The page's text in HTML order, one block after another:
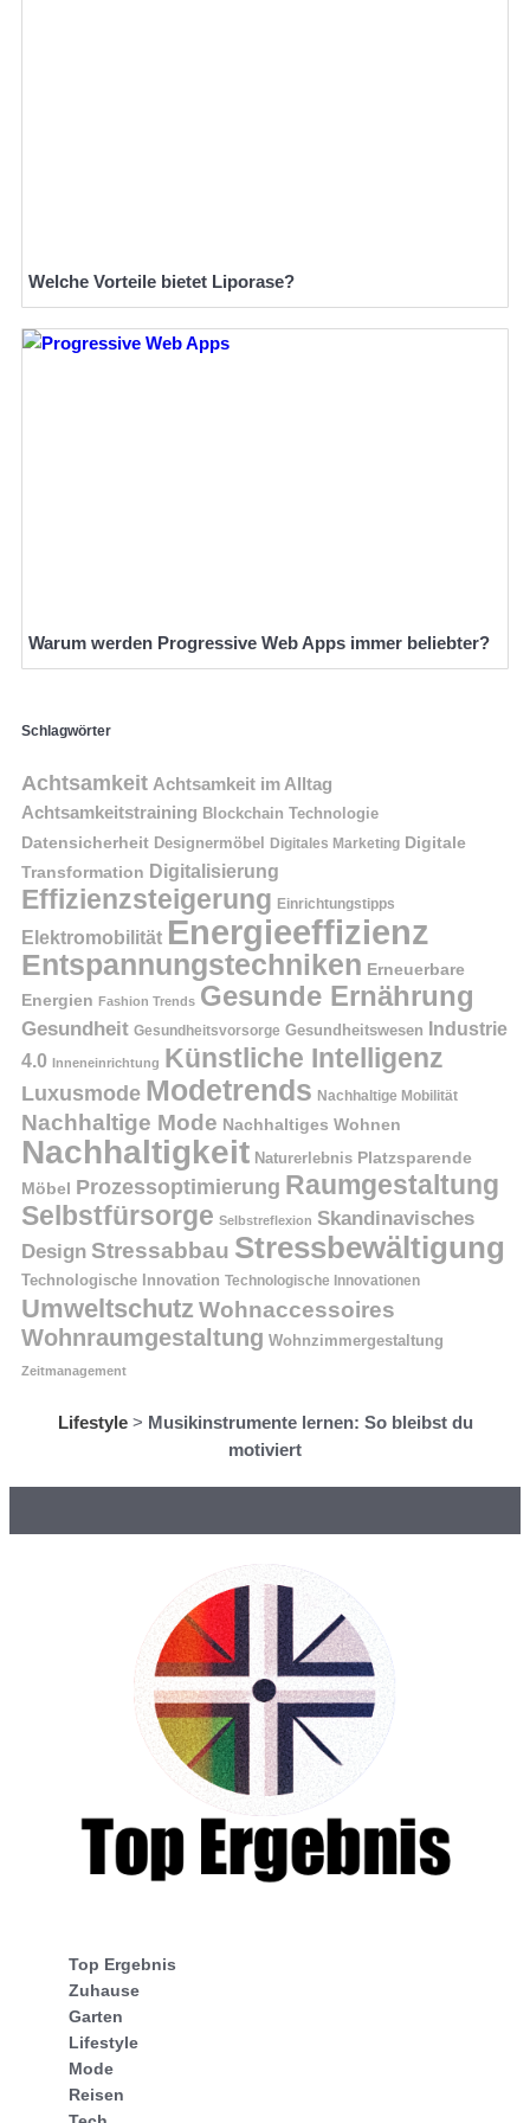
Welche Vorteile bietet Liporase?
Warum werden Progressive Web Apps immer beliebter?
Schlagwörter
Achtsamkeit Achtsamkeit im Alltag
Achtsamkeitstraining Blockchain Technologie
Datensicherheit Designermöbel Digitales Marketing Digitale
Transformation Digitalisierung
Effizienzsteigerung Einrichtungstipps
Elektromobilität Energieeffizienz
Entspannungstechniken Erneuerbare
Energien Fashion Trends Gesunde Ernährung
Gesundheit Gesundheitsvorsorge Gesundheitswesen Industrie
4.0 Inneneinrichtung Künstliche Intelligenz
Luxusmode Modetrends Nachhaltige Mobilität
Nachhaltige Mode Nachhaltiges Wohnen
Nachhaltigkeit Naturerlebnis Platzsparende
Möbel
Prozessoptimierung Raumgestaltung
Selbstfürsorge Selbstreflexion Skandinavisches
Design Stressabbau Stressbewältigung
Technologische Innovation Technologische Innovationen
Umweltschutz Wohnaccessoires
Wohnraumgestaltung Wohnzimmergestaltung
Zeitmanagement
Lifestyle> Musikinstrumente lernen: So bleibst du
motiviert
Top Ergebnis
Zuhause
Garten
Lifestyle
Mode
Reisen